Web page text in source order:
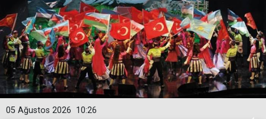
10:26
05 Ağustos 2026